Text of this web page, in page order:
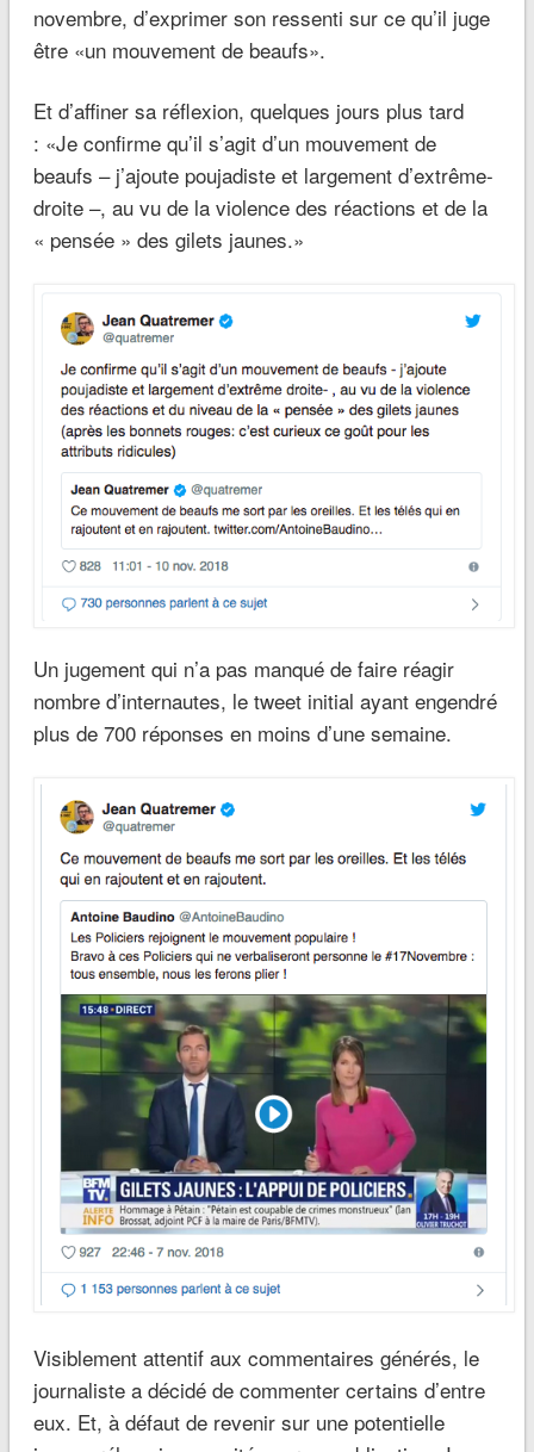
novembre, d’exprimer son ressenti sur ce qu’il juge
être «un mouvement de beaufs».
Et d’affiner sa réflexion, quelques jours plus tard
: «Je confirme qu’il s’agit d’un mouvement de
beaufs – j’ajoute poujadiste et largement d’extrême-
droite –, au vu de la violence des réactions et de la
« pensée » des gilets jaunes.»
Un jugement qui n’a pas manqué de faire réagir
nombre d’internautes, le tweet initial ayant engendré
plus de 700 réponses en moins d’une semaine.
Visiblement attentif aux commentaires générés, le
journaliste a décidé de commenter certains d’entre
eux. Et, à défaut de revenir sur une potentielle